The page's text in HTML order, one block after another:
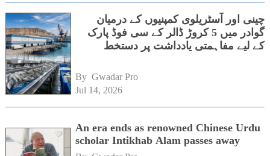
چینی اور آسٹریلوی کمپنیوں کے درمیان
گوادر میں 5 کروڑ ڈالر کے سی فوڈ پارک
کے لیے مفاہمتی یادداشت پر دستخط
By Gwadar Pro
Jul 14, 2026
An era ends as renowned Chinese Urdu
scholar Intikhab Alam passes away